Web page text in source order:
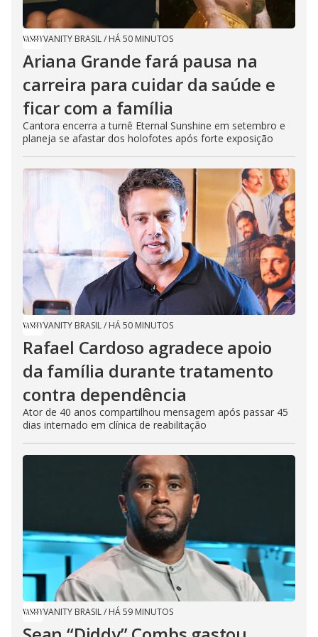
o
VANITY BRASIL/ HÁ 50 MINUTOS
Ariana Grande fará pausa na
carreira para cuidar da saúde e
ficar com a família
Cantora encerra a turnê Eternal Sunshine em setembro e
planeja se afastar dos holofotes após forte exposição
VANITY BRASIL/ HÁ 50 MINUTOS
Rafael Cardoso agradece apoio
da família durante tratamento
contra dependência
Ator de 40 anos compartilhou mensagem após passar 45
dias internado em clínica de reabilitação
VANITY BRASIL/ HÁ 59 MINUTOS